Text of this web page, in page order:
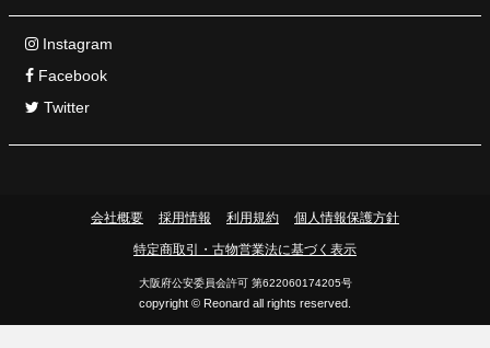
Instagram
Facebook
Twitter
会社概要 採用情報 利用規約 個人情報保護方針
特定商取引・古物営業法に基づく表示
大阪府公安委員会許可 第622060174205号
copyright © Reonard all rights reserved.